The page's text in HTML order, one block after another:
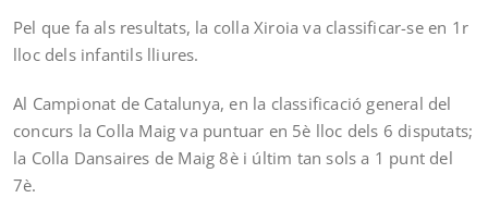
Pel que fa als resultats, la colla Xiroia va classificar-se en 1r
lloc dels infantils lliures.
Al Campionat de Catalunya, en la classificació general del
concurs la Colla Maig va puntuar en 5è lloc dels 6 disputats;
la Colla Dansaires de Maig 8è i últim tan sols a 1 punt del
7è.